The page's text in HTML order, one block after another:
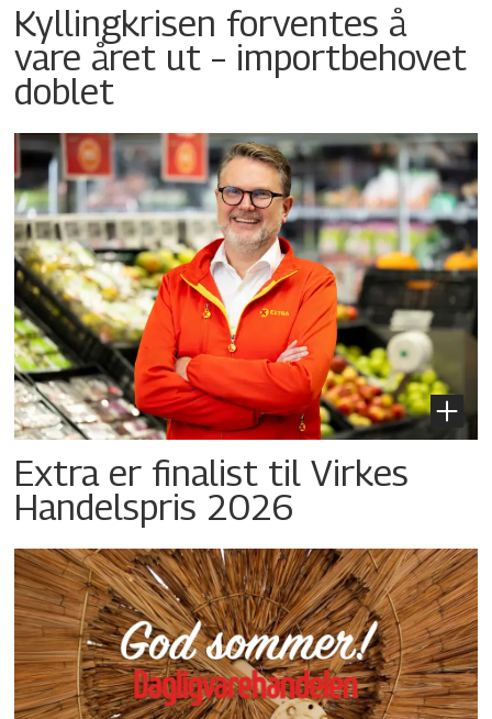
Kyllingkrisen forventes å
vare året ut – importbehovet
doblet
Extra er finalist til Virkes
Handelspris 2026